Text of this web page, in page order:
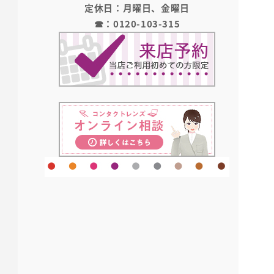
定休日：月曜日、金曜日
☎：0120-103-315